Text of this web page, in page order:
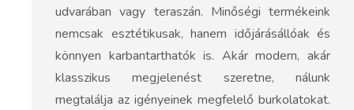
udvarában vagy teraszán. Minőségi termékeink
nemcsak esztétikusak, hanem időjárásállóak és
könnyen karbantarthatók is. Akár modern, akár
klasszikus megjelenést szeretne, nálunk
megtalálja az igényeinek megfelelő burkolatokat.